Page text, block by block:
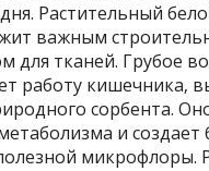
Растительный
важным
для тканей. Грубое
работу кишечника‚
сорбента.
и создает
микрофлоры.